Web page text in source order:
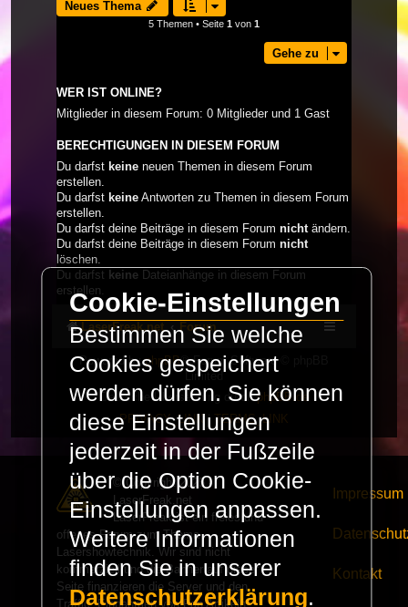
Neues Thema
5 Themen • Seite 1 von 1
Gehe zu
WER IST ONLINE?
Mitglieder in diesem Forum: 0 Mitglieder und 1 Gast
BERECHTIGUNGEN IN DIESEM FORUM
Du darfst keine neuen Themen in diesem Forum
erstellen.
Du darfst keine Antworten zu Themen in diesem Forum
erstellen.
Du darfst deine Beiträge in diesem Forum nichtändern.
Du darfst deine Beiträge in diesem Forum nicht
löschen.
Du darfst keine Dateianhänge in diesem Forum
erstellen.
LaserFreak.net Forum
Powered byphpBB® Forum Software © phpBB
Limited
Deutsche Übersetzung durchphpBB.de
PRIVACY_LINK | TERMS_LINK
© Copyright 2025 -
LaserFreak.net
LaserFreak ist ein freies und
offenes Forum zum Thema
Lasershowtechnik. Wir sind nicht
kommerziell und die Banner auf dieser
Seite finanzieren die Server und den
Traffic. Einnahmen von Fan Artikeln
Impressum
Kontakt
Cookie-Einstellungen
Bestimmen Sie welche
Cookies gespeichert
werden dürfen. Sie können
diese Einstellungen
jederzeit in der Fußzeile
über die Option Cookie-
Einstellungen anpassen.
Weitere Informationen
finden Sie in unserer
Datenschutzerklärung.